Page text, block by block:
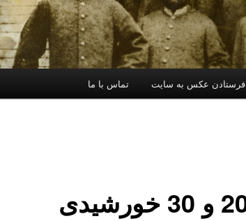
فرستادن عکس به سایت تماس با ما